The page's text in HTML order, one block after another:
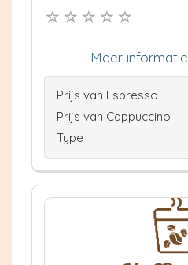
Meer informatie
Prijs van Espresso
Prijs van Cappuccino
Type